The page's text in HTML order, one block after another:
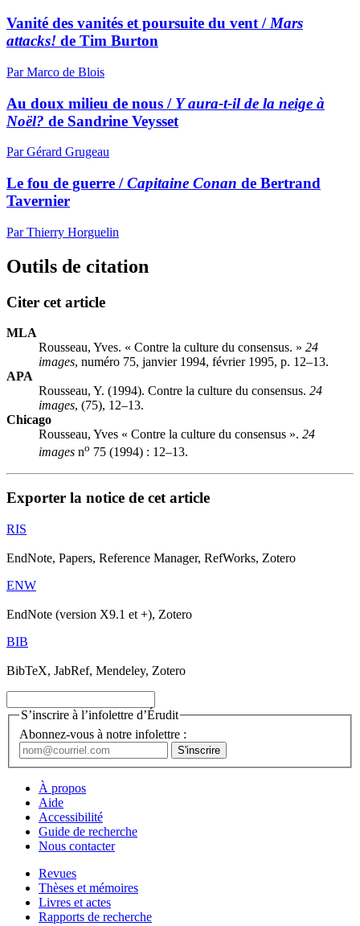
Vanité des vanités et poursuite du vent /Mars
attacks! de Tim Burton
Par Marco de Blois
Au doux milieu de nous / Y aura-t-il de la neige à
Noël? de Sandrine Veysset
Par Gérard Grugeau
Le fou de guerre /Capitaine Conan de Bertrand
Tavernier
Par Thierry Horguelin
Outils de citation
Citer cet article
MLA
Rousseau, Yves. « Contre la culture du consensus. » 24
images, numéro 75, janvier 1994, février 1995, p. 12–13.
APA
Rousseau, Y. (1994). Contre la culture du consensus. 24
images, (75), 12–13.
Chicago
Rousseau, Yves « Contre la culture du consensus ». 24
images no 75 (1994) : 12–13.
Exporter la notice de cet article
RIS
EndNote, Papers, Reference Manager, RefWorks, Zotero
ENW
EndNote (version X9.1 et +), Zotero
BIB
BibTeX, JabRef, Mendeley, Zotero
S’inscrire à l’infolettre d’Érudit
Abonnez-vous à notre infolettre :
À propos
Aide
Accessibilité
Guide de recherche
Nous contacter
Revues
Thèses et mémoires
Livres et actes
Rapports de recherche